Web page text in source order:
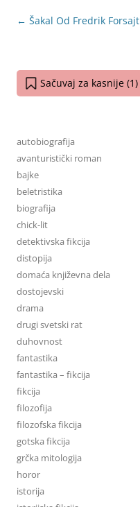
Navigacija
objava
← Šakal Od Fredrik Forsajt
Sačuvaj za kasnije (1)
autobiografija
avanturistički roman
bajke
beletristika
biografija
chick-lit
detektivska fikcija
distopija
domaća književna dela
dostojevski
drama
drugi svetski rat
duhovnost
fantastika
fantastika – fikcija
fikcija
filozofija
filozofska fikcija
gotska fikcija
grčka mitologija
horor
istorija